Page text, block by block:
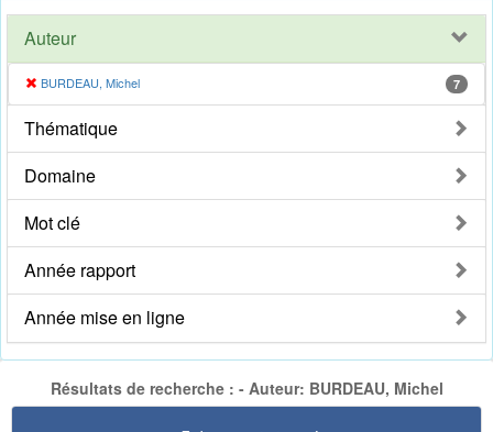
Auteur
BURDEAU, Michel 7
Thématique
Domaine
Mot clé
Année rapport
Année mise en ligne
Résultats de recherche : - Auteur: BURDEAU, Michel